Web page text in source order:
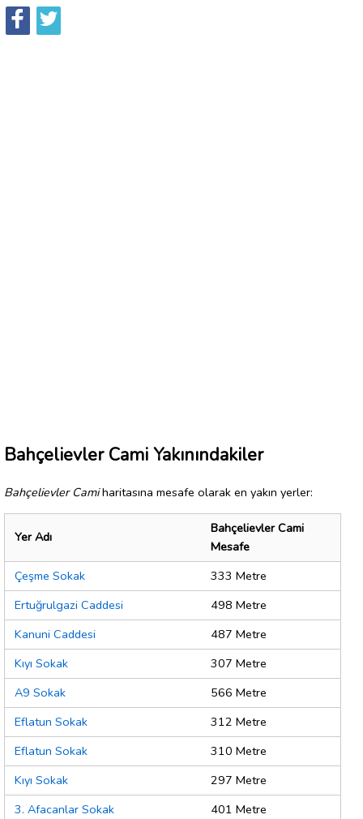
Bahçelievler Cami Yakınındakiler
Bahçelievler Camiharitasına mesafe olarak en yakın yerler:
Yer Adı
Bahçelievler Cami
Mesafe
Çeşme Sokak
333 Metre
Ertuğrulgazi Caddesi
498 Metre
Kanuni Caddesi
487 Metre
Kıyı Sokak
307 Metre
A9 Sokak
566 Metre
Eflatun Sokak
312 Metre
Eflatun Sokak
310 Metre
Kıyı Sokak
297 Metre
3. Afacanlar Sokak
401 Metre